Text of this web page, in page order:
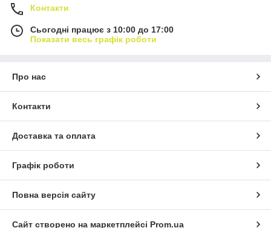
Контакти
Сьогодні працює з 10:00 до 17:00
Показати весь графік роботи
Про нас
Контакти
Доставка та оплата
Графік роботи
Повна версія сайту
Сайт створено на маркетплейсі Prom.ua